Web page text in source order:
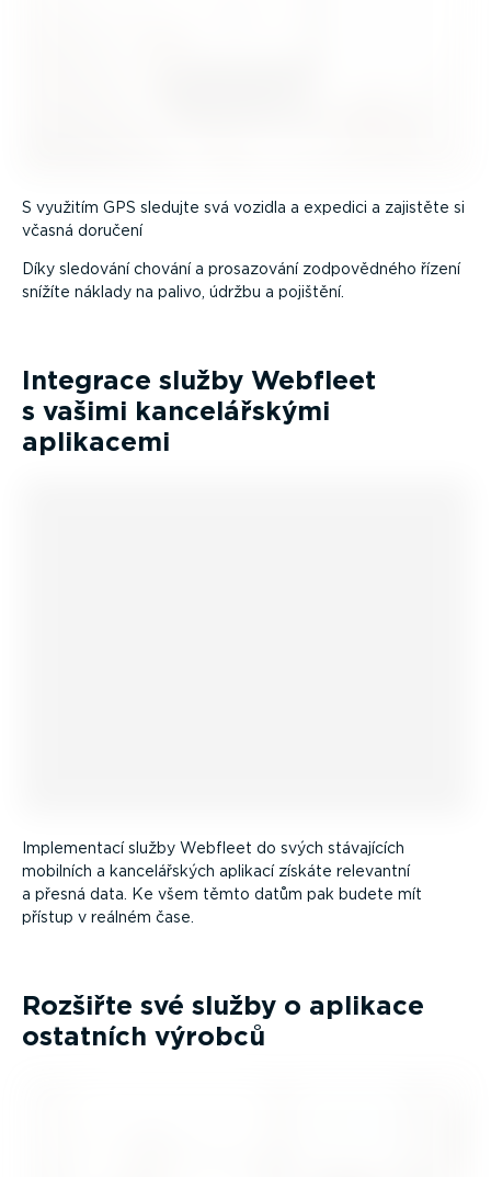
S využitím GPS sledujte svá vozidla a expedici a zajistěte si
včasná doručení
Díky sledování chování a prosazování zodpo­vědného řízení
snížíte náklady na palivo, údržbu a pojištění.
Integrace služby Webfleet
s vašimi kance­lář­skými
aplikacemi
Imple­mentací služby Webfleet do svých stávajících
mobilních a kance­lář­ských aplikací získáte relevantní
a přesná data. Ke všem těmto datům pak budete mít
přístup v reálném čase.
Rozšiřte své služby o aplikace
ostatních výrobců